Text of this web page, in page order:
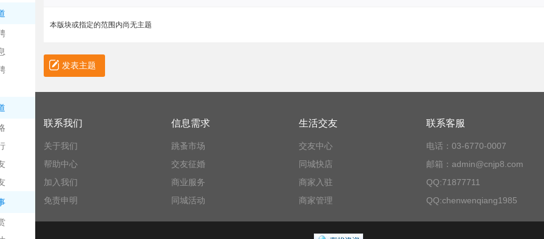
信
本版块或指定的范围内尚无主题
发表主题
联系我们
关于我们
帮助中心
加入我们
免责申明
信息需求
跳蚤市场
交友征婚
商业服务
同城活动
生活交友
交友中心
同城快店
商家入驻
商家管理
联系客服
电话：03-6770-0007
邮箱：admin@cnjp8.com
QQ:71877711
QQ:chenwenqiang1985